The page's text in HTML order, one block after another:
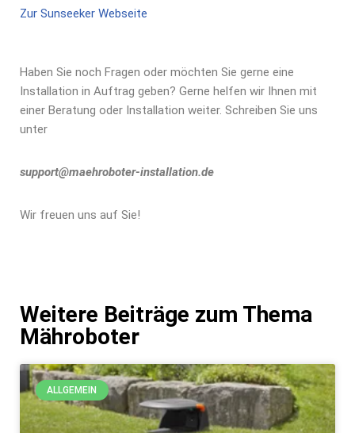
Zur Sunseeker Webseite
Haben Sie noch Fragen oder möchten Sie gerne eine
Installation in Auftrag geben? Gerne helfen wir Ihnen mit
einer Beratung oder Installation weiter. Schreiben Sie uns
unter
support@maehroboter-installation.de
Wir freuen uns auf Sie!
Weitere Beiträge zum Thema
Mähroboter
ALLGEMEIN